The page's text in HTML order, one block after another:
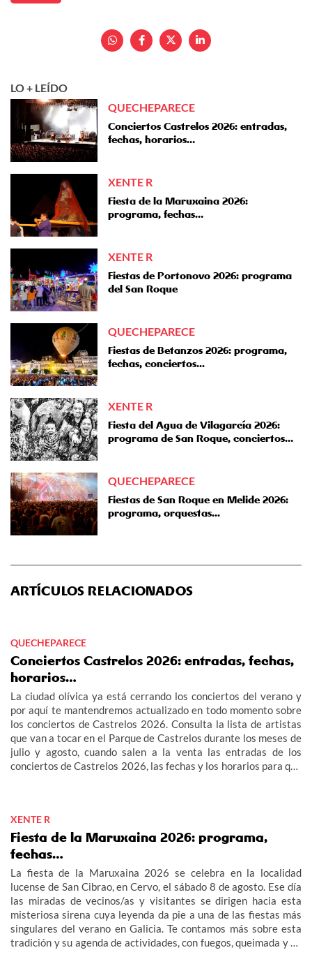
LO + LEÍDO
QUECHEPARECE
Conciertos Castrelos 2026: entradas,
fechas, horarios…
XENTE R
Fiesta de la Maruxaina 2026:
programa, fechas…
XENTE R
Fiestas de Portonovo 2026: programa
del San Roque
QUECHEPARECE
Fiestas de Betanzos 2026: programa,
fechas, conciertos...
XENTE R
Fiesta del Agua de Vilagarcía 2026:
programa de San Roque, conciertos…
QUECHEPARECE
Fiestas de San Roque en Melide 2026:
programa, orquestas...
ARTÍCULOS RELACIONADOS
QUECHEPARECE
Conciertos Castrelos 2026: entradas, fechas,
horarios…
La ciudad olívica ya está cerrando los conciertos del verano y
por aquí te mantendremos actualizado en todo momento sobre
los conciertos de Castrelos 2026. Consulta la lista de artistas
que van a tocar en el Parque de Castrelos durante los meses de
julio y agosto, cuando salen a la venta las entradas de los
conciertos de Castrelos 2026, las fechas y los horarios para que
XENTE R
Fiesta de la Maruxaina 2026: programa,
fechas…
La fiesta de la Maruxaina 2026 se celebra en la localidad
lucense de San Cibrao, en Cervo, el sábado 8 de agosto. Ese día
las miradas de vecinos/as y visitantes se dirigen hacia esta
misteriosa sirena cuya leyenda da pie a una de las fiestas más
singulares del verano en Galicia. Te contamos más sobre esta
tradición y su agenda de actividades, con fuegos, queimada y un